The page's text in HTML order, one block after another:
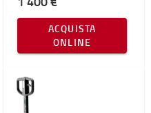
ACQUISTA
ONLINE